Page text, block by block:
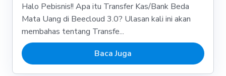
Halo Pebisnis!! Apa itu Transfer Kas/Bank Beda
Mata Uang di Beecloud 3.0? Ulasan kali ini akan
membahas tentang Transfe...
Baca Juga